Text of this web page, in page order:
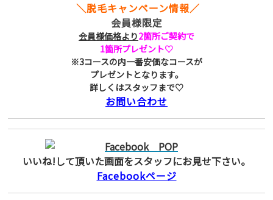
＼脱毛キャンペーン情報／
会員様限定
会員様価格より2箇所ご契約で
1箇所プレゼント♡
※3コースの内一番安価なコースが
プレゼントとなります。
詳しくはスタッフまで♡
お問い合わせ
いいね!して頂いた画面をスタッフにお見せ下さい。
Facebookページ